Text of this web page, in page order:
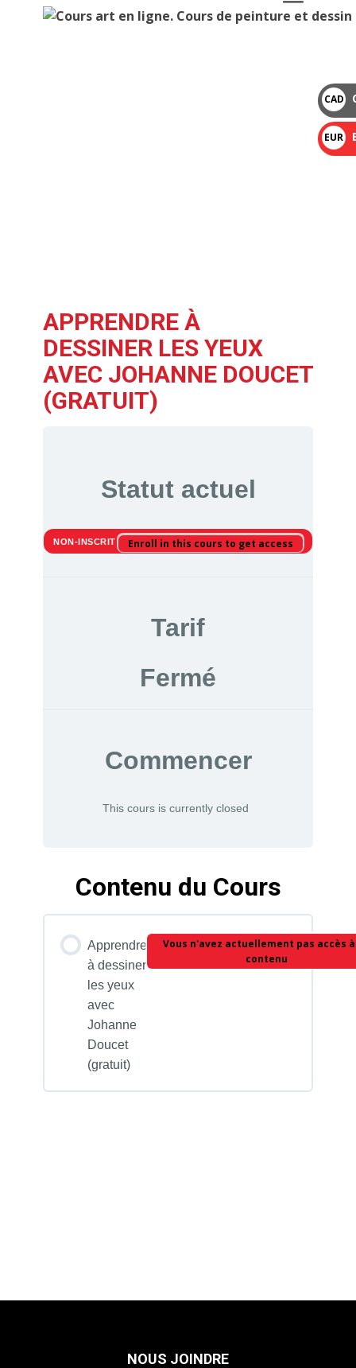
APPRENDRE À
DESSINER LES YEUX
AVEC JOHANNE DOUCET
(GRATUIT)
Statut actuel
NON-INSCRIT Enroll in this cours to get access
Tarif
Fermé
Commencer
This cours is currently closed
Contenu du Cours
Apprendre
à dessiner
les yeux
avec
Johanne
Doucet
(gratuit)
Vous n'avez actuellement pas accès
contenu
NOUS JOINDRE
CAD
$
EUR
€